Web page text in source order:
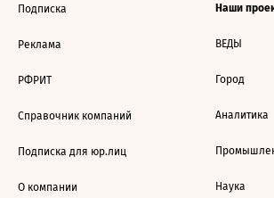
Подписка
Реклама
РФРИТ
Справочник компаний
Подписка для юр.лиц
О компании
Наши
ВЕДЫ
Город
Аналитика
Наука